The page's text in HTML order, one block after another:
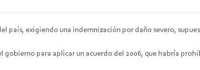
país, exigiendo una indemnización por daño severo,
gobierno para aplicar un acuerdo del 2006, que habría